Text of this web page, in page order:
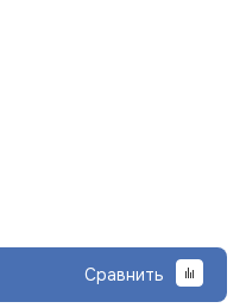
Сравнить